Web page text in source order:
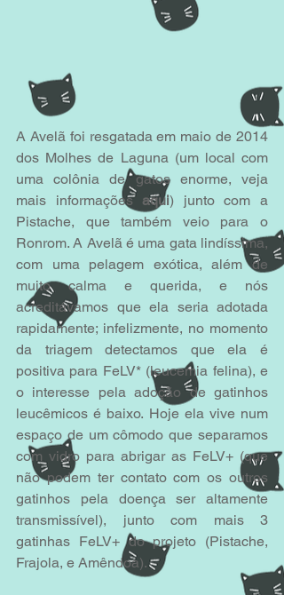
A Avelã foi resgatada em maio de 2014
dos Molhes de Laguna (um local com
uma colônia de gatos enorme, veja
mais informações aqui
Pistache, que também veio para o
Ronrom. A Avelã é uma gata lindíssima,
com uma pelagem exótica, além de
muito calma e querida, e nós
acreditávamos que ela seria adotada
rapidamente; infelizmente, no momento
da triagem detectamos que ela é
positiva para FeLV* (leucemia felina), e
o interesse pela adoção de gatinhos
leucêmicos é baixo. Hoje ela vive num
espaço de um cômodo que separamos
com vidro para abrigar as FeLV+ (que
não podem ter contato com os outros
gatinhos pela doença ser altamente
transmissível), junto com mais 3
gatinhas FeLV+ do projeto (Pistache,
Frajola, e Amêndoa).